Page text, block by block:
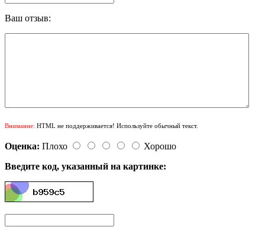
Ваш отзыв:
Внимание: HTML не поддерживается! Используйте обычный текст.
Оценка: Плохо
Хорошо
Введите код, указанный на картинке: